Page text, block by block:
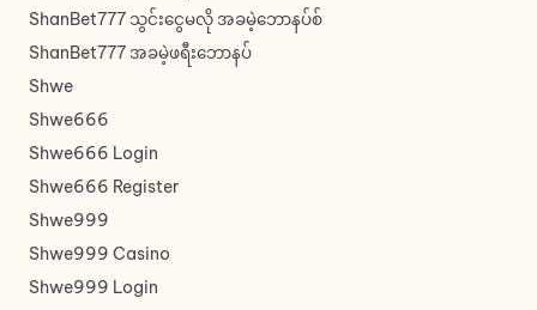
ShanBet777 သွင်းငွေမလို အခမဲ့ဘောနပ်စ်
ShanBet777 အခမဲ့ဖရီးဘောနပ်
Shwe
Shwe666
Shwe666 Login
Shwe666 Register
Shwe999
Shwe999 Casino
Shwe999 Login